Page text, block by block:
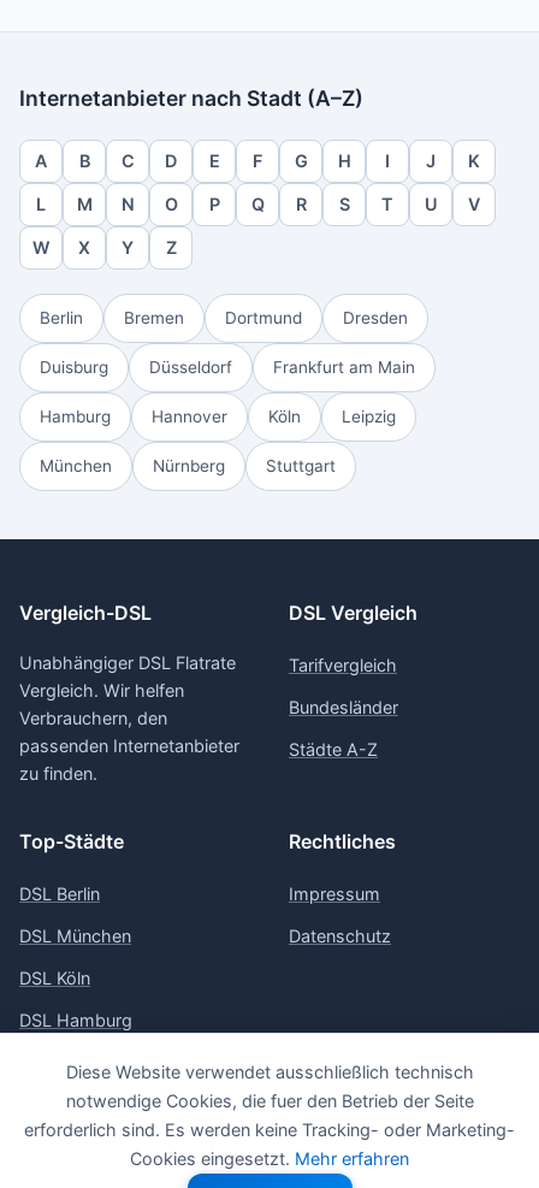
Internetanbieter nach Stadt (A–Z)
A B C D E F G H I J K
L M N O P Q R S T U V
W X Y Z
Berlin Bremen Dortmund Dresden
Duisburg Düsseldorf Frankfurt am Main
Hamburg Hannover Köln Leipzig
München Nürnberg Stuttgart
Vergleich-DSL
Unabhängiger DSL Flatrate
Vergleich. Wir helfen
Verbrauchern, den
passenden Internetanbieter
zu finden.
DSL Vergleich
Tarifvergleich
Bundesländer
Städte A-Z
Top-Städte
DSL Berlin
DSL München
DSL Köln
DSL Hamburg
DSL Frankfurt
Rechtliches
Impressum
Datenschutz
© 2026 Vergleich-DSL
Diese Website verwendet ausschließlich technisch
notwendige Cookies, die fuer den Betrieb der Seite
erforderlich sind. Es werden keine Tracking- oder Marketing-
Cookies eingesetzt. Mehr erfahren